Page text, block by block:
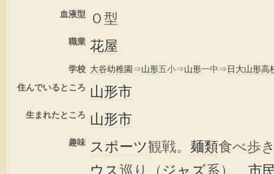
血液型 Ｏ型
職業 花屋
学校 大谷幼稚園 ⇒山形五小⇒山形一中⇒日大山形高
住んでいるところ 山形市
生まれたところ 山形市
趣味 スポーツ観戦。 麺類食べ歩
ウス巡り（ジャズ系）、 市